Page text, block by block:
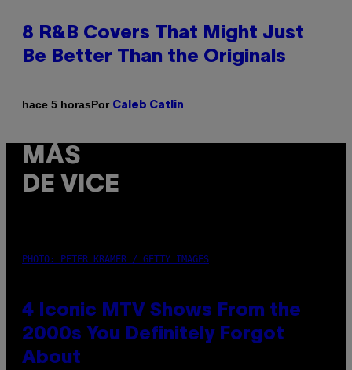
8 R&B Covers That Might Just
Be Better Than the Originals
hace 5 horasPor Caleb Catlin
MÁS
DE VICE
PHOTO: PETER KRAMER / GETTY IMAGES
4 Iconic MTV Shows From the
2000s You Definitely Forgot
About